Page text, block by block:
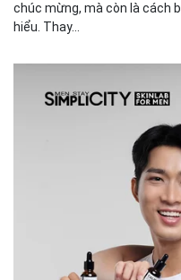
chúc mừng, mà còn là cách
hiểu. Thay...